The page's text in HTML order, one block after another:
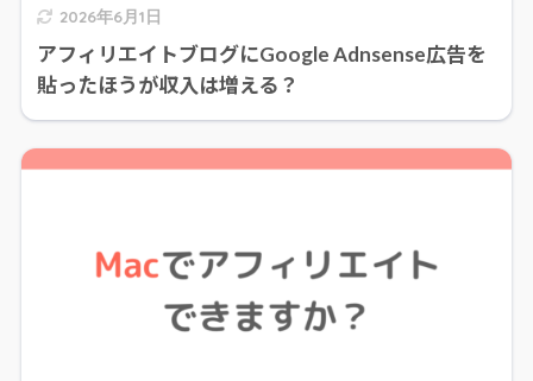
2026年6月1日
アフィリエイトブログにGoogle Adnsense広告を
貼ったほうが収入は増える？